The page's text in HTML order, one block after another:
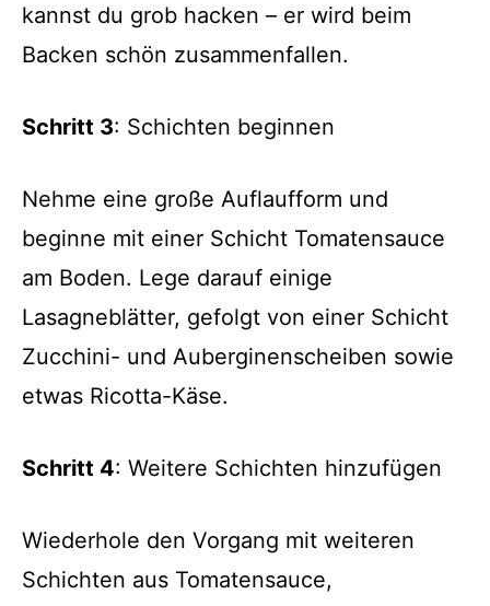
kannst du grob hacken – er wird beim
Backen schön zusammenfallen.
Schritt 3: Schichten beginnen
Nehme eine große Auflaufform und
beginne mit einer Schicht Tomatensauce
am Boden. Lege darauf einige
Lasagneblätter, gefolgt von einer Schicht
Zucchini- und Auberginenscheiben sowie
etwas Ricotta-Käse.
Schritt 4: Weitere Schichten hinzufügen
Wiederhole den Vorgang mit weiteren
Schichten aus Tomatensauce,